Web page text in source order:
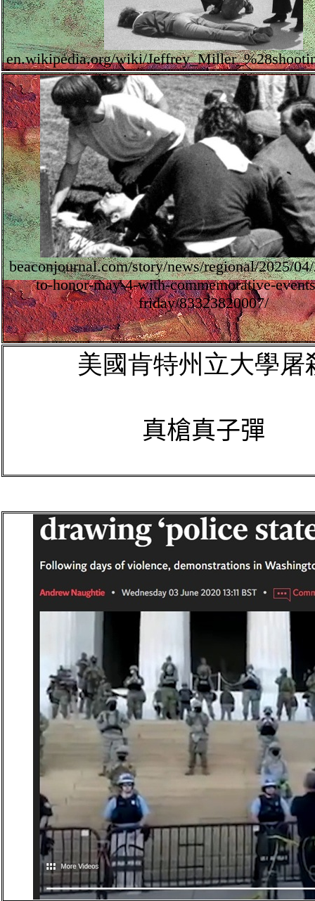
en.wikipedia.org/wiki/
beaconjournal.com/story/news/regional/2025/
to-honor-may-4-with-commemorative-
friday/83323820007/
美國肯特州立大學屠
真槍真子彈